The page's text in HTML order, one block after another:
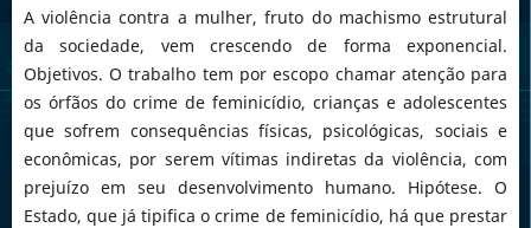
A violência contra a mulher, fruto do machismo estrutural
da sociedade, vem crescendo de forma exponencial.
Objetivos. O trabalho tem por escopo chamar atenção para
os órfãos do crime de feminicídio, crianças e adolescentes
que sofrem consequências físicas, psicológicas, sociais e
econômicas, por serem vítimas indiretas da violência, com
prejuízo em seu desenvolvimento humano. Hipótese. O
Estado, que já tipifica o crime de feminicídio, há que prestar